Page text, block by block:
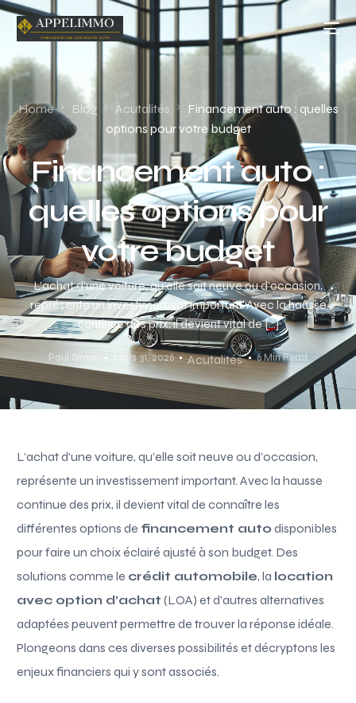
Home Blog Acutalités
Financement auto : quelles
options pour votre budget
Financement auto :
quelles options pour
votre budget
L’achat d’une voiture, qu’elle soit neuve ou d’occasion,
représente un investissement important. Avec la hausse
continue des prix, il devient vital de […]
Paul Simon Mars 31, 2026 Acutalités 6 Min Read
L’achat d’une voiture, qu’elle soit neuve ou d’occasion,
représente un investissement important. Avec la hausse
continue des prix, il devient vital de connaître les
différentes options de financement auto disponibles
pour faire un choix éclairé ajusté à son budget. Des
solutions comme le crédit automobile, la location
avec option d’achat (LOA) et d’autres alternatives
adaptées peuvent permettre de trouver la réponse idéale.
Plongeons dans ces diverses possibilités et décryptons les
enjeux financiers qui y sont associés.